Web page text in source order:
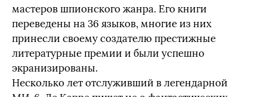
мастеров шпионского жанра. Его книги
переведены на 36 языков, многие из них
принесли своему создателю престижные
литературные премии и были успешно
экранизированы.
Несколько лет отслуживший в легендарной